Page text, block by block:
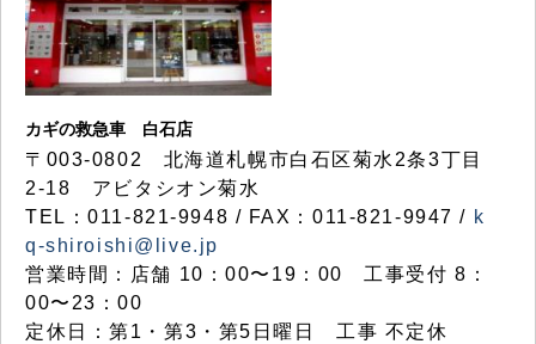
カギの救急車 白石店
〒003-0802 北海道札幌市白石区菊水2条3丁目
2-18 アビタシオン菊水
TEL：011-821-9948 / FAX：011-821-9947 / k
q-shiroishi@live.jp
営業時間：店舗 10：00〜19：00 工事受付 8：
00〜23：00
定休日：第1・第3・第5日曜日 工事 不定休